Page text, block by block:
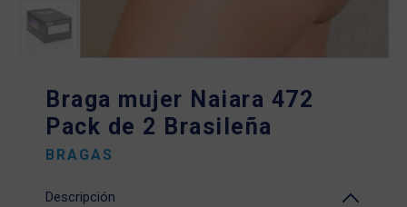
Braga mujer Naiara 472
Pack de 2 Brasileña
BRAGAS
Descripción